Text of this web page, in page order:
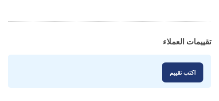
تقييمات العملاء
اكتب تقييم